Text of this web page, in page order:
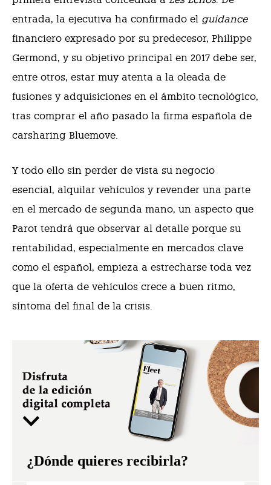
entrada, la ejecutiva ha confirmado el guidance
financiero expresado por su predecesor, Philippe
Germond, y su objetivo principal en 2017 debe ser,
entre otros, estar muy atenta a la oleada de
fusiones y adquisiciones en el ámbito tecnológico,
tras comprar el año pasado la firma española de
carsharing Bluemove.
Y todo ello sin perder de vista su negocio
esencial, alquilar vehículos y revender una parte
en el mercado de segunda mano, un aspecto que
Parot tendrá que observar al detalle porque su
rentabilidad, especialmente en mercados clave
como el español, empieza a estrecharse toda vez
que la oferta de vehículos crece a buen ritmo,
síntoma del final de la crisis.
¿Dónde quieres recibirla?